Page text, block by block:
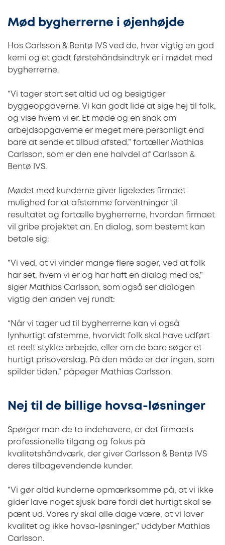
Mød bygherrerne i øjenhøjde
Hos Carlsson & Bentø IVS ved de, hvor vigtig en god
kemi og et godt førstehåndsindtryk er i mødet med
bygherrerne.
”Vi tager stort set altid ud og besigtiger
byggeopgaverne. Vi kan godt lide at sige hej til folk,
og vise hvem vi er. Et møde og en snak om
arbejdsopgaverne er meget mere personligt end
bare at sende et tilbud afsted,” fortæller Mathias
Carlsson, som er den ene halvdel af Carlsson &
Bentø IVS.
Mødet med kunderne giver ligeledes firmaet
mulighed for at afstemme forventninger til
resultatet og fortælle bygherrerne, hvordan firmaet
vil gribe projektet an. En dialog, som bestemt kan
betale sig:
”Vi ved, at vi vinder mange flere sager, ved at folk
har set, hvem vi er og har haft en dialog med os,”
siger Mathias Carlsson, som også ser dialogen
vigtig den anden vej rundt:
“Når vi tager ud til bygherrerne kan vi også
lynhurtigt afstemme, hvorvidt folk skal have udført
et reelt stykke arbejde, eller om de bare søger et
hurtigt prisoverslag. På den måde er der ingen, som
spilder tiden,” påpeger Mathias Carlsson.
Nej til de billige hovsa-løsninger
Spørger man de to indehavere, er det firmaets
professionelle tilgang og fokus på
kvalitetshåndværk, der giver Carlsson & Bentø IVS
deres tilbagevendende kunder.
”Vi gør altid kunderne opmærksomme på, at vi ikke
gider lave noget sjusk bare fordi det hurtigt skal se
pænt ud. Vores ry skal alle dage være, at vi laver
kvalitet og ikke hovsa-løsninger,” uddyber Mathias
Carlsson.